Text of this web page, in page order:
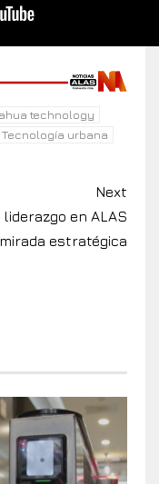
technology
Tecnología urbana
Next
liderazgo en ALAS
estratégica